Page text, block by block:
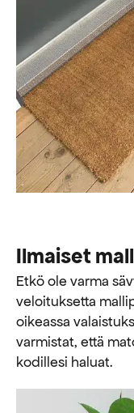
Ilmaiset
Etkö ole varma
veloituksetta
oikeassa
varmistat, että
kodillesi haluat.